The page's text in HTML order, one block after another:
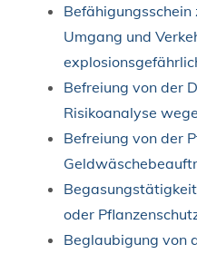
Umgang und
Befreiung von der
Risikoanalyse
Befreiung von der
oder
Beglaubigung von